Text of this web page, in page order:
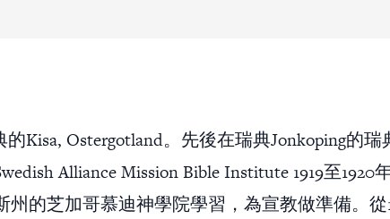
的Kisa, Ostergotland。先後在瑞典Jonkoping的瑞
Alliance Mission Bible Institute 1919至1920
州的芝加哥慕迪神學院學習，為宣教做準備。從